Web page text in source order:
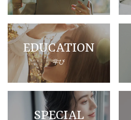
EDUCATION
学び
SPECIAL